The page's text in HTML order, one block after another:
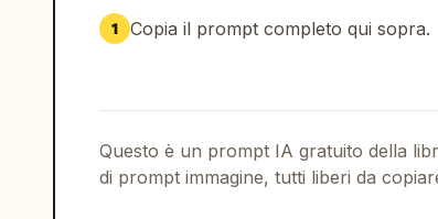
1 Copia il prompt completo qui sopra.
Questo è un prompt IA gratuito della
di prompt immagine, tutti liberi da